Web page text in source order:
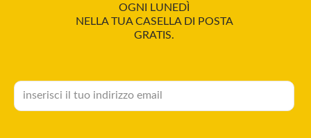
OGNI LUNEDÌ
NELLA TUA CASELLA DI POSTA
GRATIS.